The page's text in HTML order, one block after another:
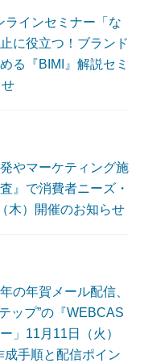
インセミナー「な
に役立つ！ブランド
る『BIMI』解説セミ
やマーケティング施
』で消費者ニーズ・
木）開催のお知らせ
の年賀メール配信、
ップ”の『WEBCAS
」11月11日（火）
手順と配信ポイン